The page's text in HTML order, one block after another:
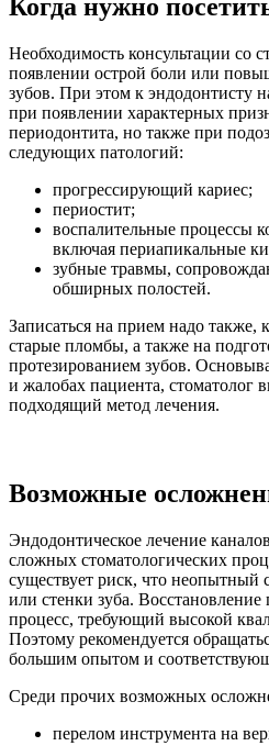
Когда нужно
Необходимость консультации со
появлении острой боли или
зубов. При этом к эндодонтисту
при появлении характерных
периодонтита, но также при
следующих патологий:
прогрессирующий кариес;
периостит;
воспалительные процессы
включая периапикальные
зубные травмы,
обширных полостей.
Записаться на прием надо также,
старые пломбы, а также на
протезированием зубов.
и жалобах пациента, стоматолог
подходящий метод лечения.
Возможные
Эндодонтическое лечение
сложных стоматологических
существует риск, что неопытный
или стенки зуба.
процесс, требующий высокой
Поэтому рекомендуется
большим опытом и
Среди прочих возможных
перелом инструмента на